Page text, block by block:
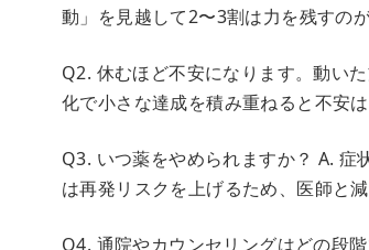
動」を見越して2〜3割は力を残すの
Q2. 休むほど不安になります。動い
化で小さな達成を積み重ねると不安
Q3. いつ薬をやめられますか？ A.
は再発リスクを上げるため、医師と
Q4. 通院やカウンセリングはどの段